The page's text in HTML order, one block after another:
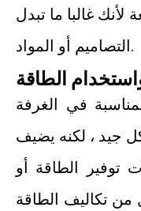
غالبا ما تبدل
التصاميم أو المواد.
الطاقة
في الغرفة
جيد ، لكنه يضيف
توفير الطاقة أو
تكاليف الطاقة